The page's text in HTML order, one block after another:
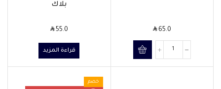
SAR65.0
بلاك
SAR55.0
قراءة المزيد
خصم